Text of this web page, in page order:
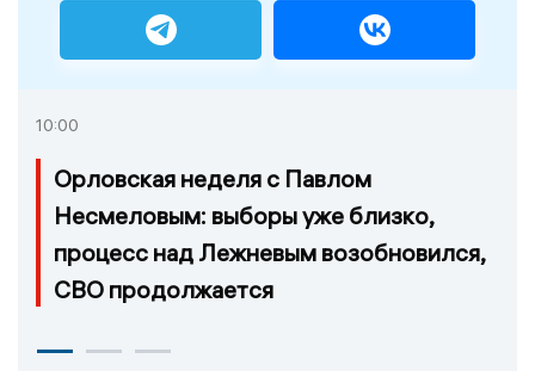
10:00
Орловская неделя с Павлом
Несмеловым: выборы уже близко,
процесс над Лежневым возобновился,
СВО продолжается